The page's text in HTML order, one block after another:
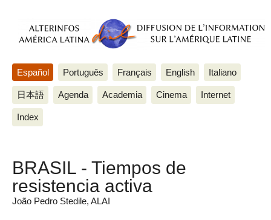
Español Português Français English Italiano
日本語 Agenda Academia Cinema Internet
Index
BRASIL - Tiempos de
resistencia activa
João Pedro Stedile, ALAI